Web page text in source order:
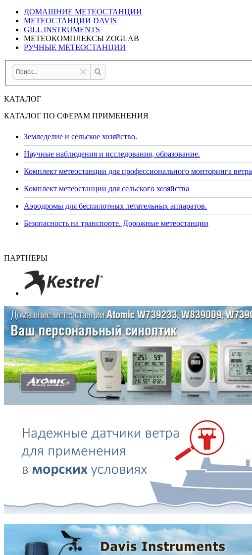
ДОМАШНИЕ МЕТЕОСТАНЦИИ
МЕТЕОСТАНЦИИ DAVIS
GILL INSTRUMENTS
МЕТЕОКОМПЛЕКСЫ ZOGLAB
РУЧНЫЕ МЕТЕОСТАНЦИИ
КАТАЛОГ
КАТАЛОГ ПО СФЕРАМ ПРИМЕНЕНИЯ
Земледелие и сельское хозяйство.
Научные наблюдения и исследования, образование.
Комплект метеостанции для профессионального монторинга ветра
Комплект метеостанции для сельского хозяйства
Аэродромы для беспилотных летательных аппаратов.
Безопасность на транспорте. Дорожные метеостанции
ПАРТНЕРЫ